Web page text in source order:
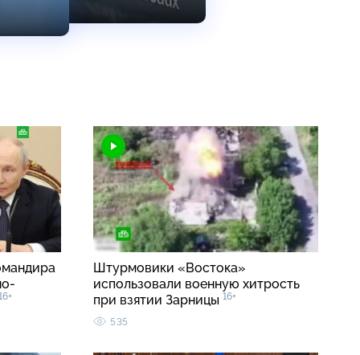
Штурмовики «Востока»
использовали военную хитрость
при взятии Зарницы 16+
535